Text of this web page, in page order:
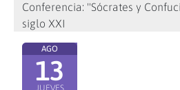
Conferencia: "Sócrates y
siglo XXI
AGO
13